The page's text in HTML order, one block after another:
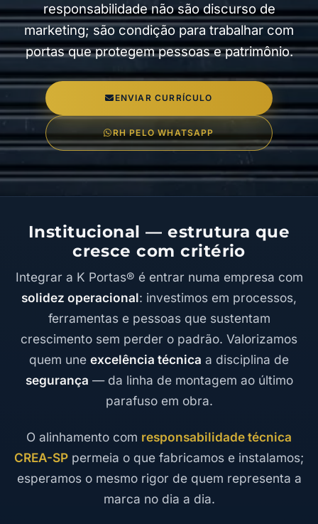
responsabilidade não são discurso de
marketing; são condição para trabalhar com
portas que protegem pessoas e patrimônio.
ENVIAR CURRÍCULO
RH PELO WHATSAPP
Institucional — estrutura que
cresce com critério
Integrar a K Portas® é entrar numa empresa com
solidez operacional: investimos em processos,
ferramentas e pessoas que sustentam
crescimento sem perder o padrão. Valorizamos
quem une excelência técnica a disciplina de
segurança — da linha de montagem ao último
parafuso em obra.
O alinhamento com responsabilidade técnica
CREA-SP permeia o que fabricamos e instalamos;
esperamos o mesmo rigor de quem representa a
marca no dia a dia.